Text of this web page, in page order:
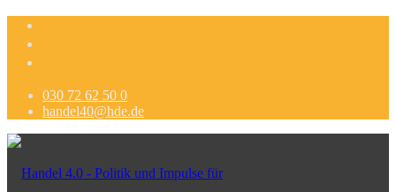
030 72 62 50 0
handel40@hde.de